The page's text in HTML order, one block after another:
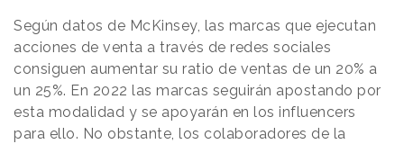
Según datos de McKinsey, las marcas que ejecutan
acciones de venta a través de redes sociales
consiguen aumentar su ratio de ventas de un 20% a
un 25%. En 2022 las marcas seguirán apostando por
esta modalidad y se apoyarán en los influencers
para ello. No obstante, los colaboradores de la